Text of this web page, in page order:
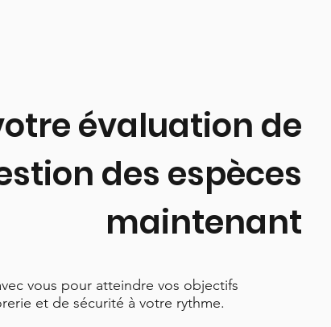
vous pour atteindre vos objectifs
et de sécurité à votre rythme.
évaluation de
des espèces
maintenant